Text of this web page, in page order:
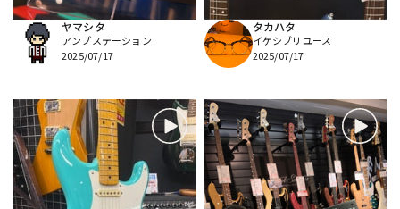
ヤマシタ
アンプステーション
2025/07/17
タカハタ
イケシブリユース
2025/07/17